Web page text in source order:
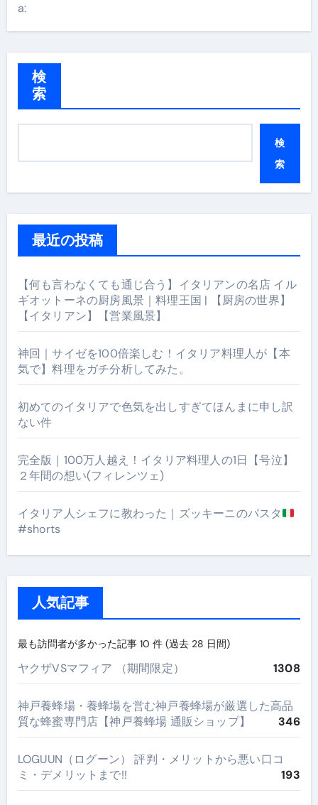
a:
検
索
検
索
最近の投稿
【何も言わなくても通じ合う】イタリアンの名店 イル
ギオットーネの厨房風景｜料理王国 | 【厨房の世界】
【イタリアン】【営業風景】
神回｜サイゼを100倍楽しむ！イタリア料理人が【本
気で】料理をガチ分析してみた。
初めてのイタリアで色気を出しすぎてほんまに申し訳
ない件
完全版｜100万人越え！イタリア料理人の1日【号泣】
２年間の想い(フィレンツェ)
イタリア人シェフに教わった｜ズッキーニのパスタ
#shorts
人気記事
最も訪問者が多かった記事 10 件 (過去 28 日間)
ヤクザVSマフィア （期間限定） 1308
神戸養蜂場・養蜂場を営む神戸養蜂場が厳選した高品
質な蜂蜜専門店【神戸養蜂場 通販ショップ】
346
LOGUUN（ログーン） 評判・メリットから悪い口コ
ミ・デメリットまで!!
193